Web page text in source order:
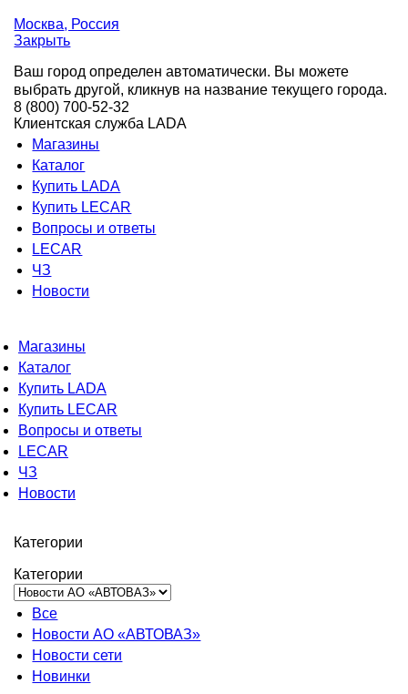
Москва, Россия
Закрыть
Ваш город определен автоматически. Вы можете
выбрать другой, кликнув на название текущего города.
8 (800) 700-52-32
Клиентская служба LADA
Магазины
Каталог
Купить LADA
Купить LECAR
Вопросы и ответы
LECAR
ЧЗ
Новости
Магазины
Каталог
Купить LADA
Купить LECAR
Вопросы и ответы
LECAR
ЧЗ
Новости
Категории
Категории
Все
Новости АО «АВТОВАЗ»
Новости сети
Новинки